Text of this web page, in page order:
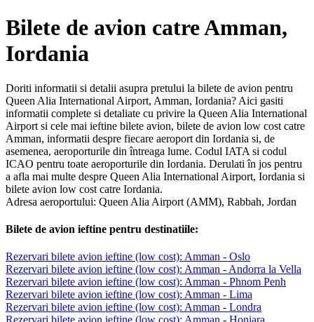
Bilete de avion catre Amman,
Iordania
Doriti informatii si detalii asupra pretului la bilete de avion pentru
Queen Alia International Airport, Amman, Iordania? Aici gasiti
informatii complete si detaliate cu privire la Queen Alia International
Airport si cele mai ieftine bilete avion, bilete de avion low cost catre
Amman, informatii despre fiecare aeroport din Iordania si, de
asemenea, aeroporturile din întreaga lume. Codul IATA si codul
ICAO pentru toate aeroporturile din Iordania. Derulati în jos pentru
a afla mai multe despre Queen Alia International Airport, Iordania si
bilete avion low cost catre Iordania.
Adresa aeroportului: Queen Alia Airport (AMM), Rabbah, Jordan
Bilete de avion ieftine pentru destinatiile:
Rezervari bilete avion ieftine (low cost): Amman - Oslo
Rezervari bilete avion ieftine (low cost): Amman - Andorra la Vella
Rezervari bilete avion ieftine (low cost): Amman - Phnom Penh
Rezervari bilete avion ieftine (low cost): Amman - Lima
Rezervari bilete avion ieftine (low cost): Amman - Londra